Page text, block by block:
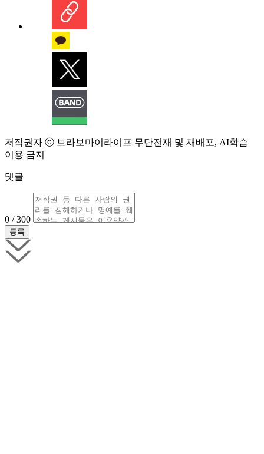
저작권자 ⓒ 브라보마이라이프 무단전재 및 재배포, AI학습
이용 금지
댓글
0 / 300